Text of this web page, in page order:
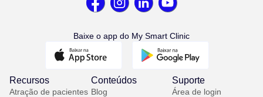
Baixe o app do My Smart Clinic
Recursos
Atração de pacientes
Conteúdos
Blog
Suporte
Área de login